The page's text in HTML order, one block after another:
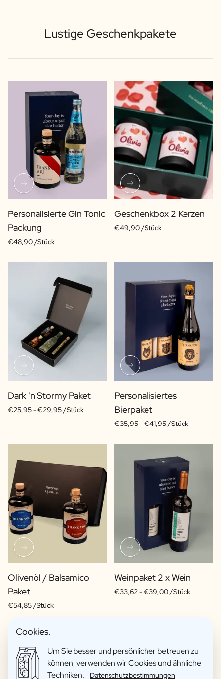
Lustige Geschenkpakete
Personalisierte Gin Tonic
Packung
€48,90 /Stück
Geschenkbox 2 Kerzen
€49,90 /Stück
Dark 'n Stormy Paket
€25,95 -€29,95 /Stück
Personalisiertes
Bierpaket
€35,95 -€41,95 /Stück
Olivenöl / Balsamico
Paket
€54,85 /Stück
Weinpaket 2 x Wein
€33,62 -€39,00 /Stück
Cookies.
Um Sie besser und persönlicher betreuen zu
können, verwenden wir Cookies und ähnliche
Techniken.
Datenschutzbestimmungen